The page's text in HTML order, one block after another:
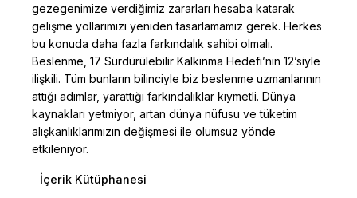
gezegenimize verdiğimiz zararları hesaba katarak
gelişme yollarımızı yeniden tasarlamamız gerek. Herkes
bu konuda daha fazla farkındalık sahibi olmalı.
Beslenme, 17 Sürdürülebilir Kalkınma Hedefi’nin 12’siyle
ilişkili. Tüm bunların bilinciyle biz beslenme uzmanlarının
attığı adımlar, yarattığı farkındalıklar kıymetli. Dünya
kaynakları yetmiyor, artan dünya nüfusu ve tüketim
alışkanlıklarımızın değişmesi ile olumsuz yönde
etkileniyor.
İçerik Kütüphanesi